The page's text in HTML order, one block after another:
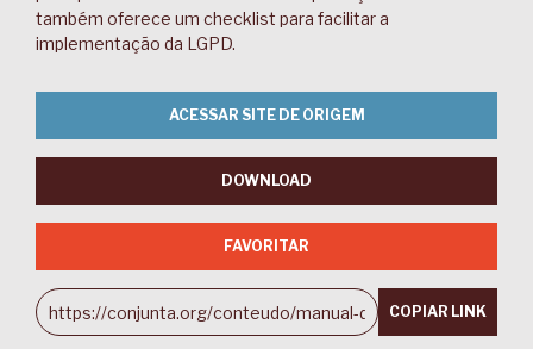
também oferece um checklist para facilitar a
implementação da LGPD.
ACESSAR SITE DE ORIGEM
DOWNLOAD
FAVORITAR
COPIAR LINK